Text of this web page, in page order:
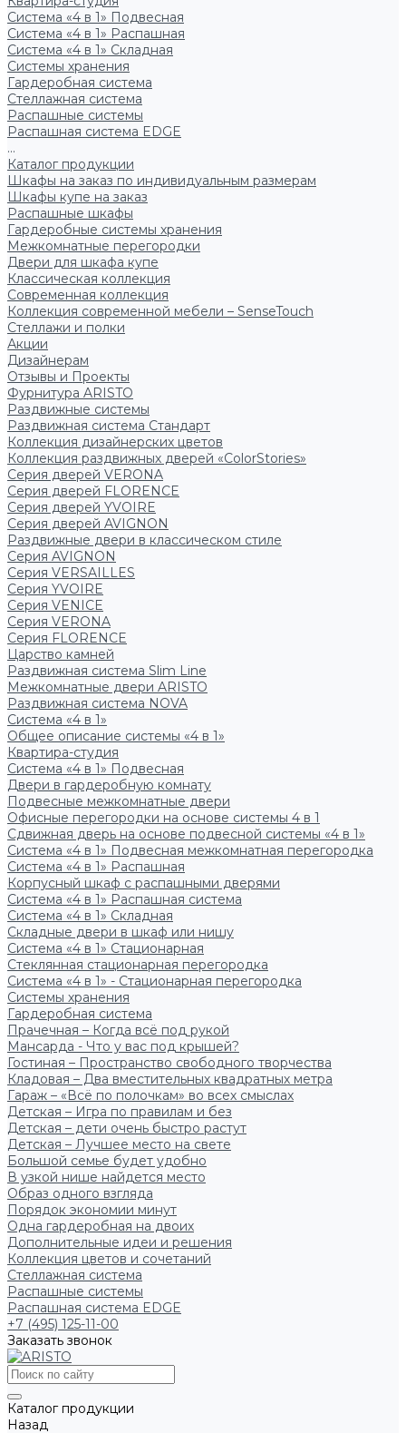
Система «4 в 1» Подвесная
Система «4 в 1» Распашная
Система «4 в 1» Складная
Системы хранения
Гардеробная система
Стеллажная система
Распашные системы
Распашная система EDGE
...
Каталог продукции
Шкафы на заказ по индивидуальным размерам
Шкафы купе на заказ
Распашные шкафы
Гардеробные системы хранения
Межкомнатные перегородки
Двери для шкафа купе
Классическая коллекция
Современная коллекция
Коллекция современной мебели – SenseTouch
Стеллажи и полки
Акции
Дизайнерам
Отзывы и Проекты
Фурнитура ARISTO
Раздвижные системы
Раздвижная система Стандарт
Коллекция дизайнерских цветов
Коллекция раздвижных дверей «ColorStories»
Серия дверей VERONA
Серия дверей FLORENCE
Серия дверей YVOIRE
Серия дверей AVIGNON
Раздвижные двери в классическом стиле
Серия AVIGNON
Серия VERSAILLES
Серия YVOIRE
Серия VENICE
Серия VERONA
Серия FLORENCE
Царство камней
Раздвижная система Slim Line
Межкомнатные двери ARISTO
Раздвижная система NOVA
Система «4 в 1»
Общее описание системы «4 в 1»
Квартира-студия
Система «4 в 1» Подвесная
Двери в гардеробную комнату
Подвесные межкомнатные двери
Офисные перегородки на основе системы 4 в 1
Сдвижная дверь на основе подвесной системы «4 в 1»
Система «4 в 1» Подвесная межкомнатная перегородка
Система «4 в 1» Распашная
Корпусный шкаф с распашными дверями
Система «4 в 1» Распашная система
Система «4 в 1» Складная
Складные двери в шкаф или нишу
Система «4 в 1» Стационарная
Стеклянная стационарная перегородка
Система «4 в 1» - Стационарная перегородка
Системы хранения
Гардеробная система
Прачечная – Когда всё под рукой
Мансарда - Что у вас под крышей?
Гостиная – Пространство свободного творчества
Кладовая – Два вместительных квадратных метра
Гараж – «Всё по полочкам» во всех смыслах
Детская – Игра по правилам и без
Детская – дети очень быстро растут
Детская – Лучшее место на свете
Большой семье будет удобно
В узкой нише найдется место
Образ одного взгляда
Порядок экономии минут
Одна гардеробная на двоих
Дополнительные идеи и решения
Коллекция цветов и сочетаний
Стеллажная система
Распашные системы
Распашная система EDGE
+7 (495) 125-11-00
Заказать звонок
Каталог продукции
Назад